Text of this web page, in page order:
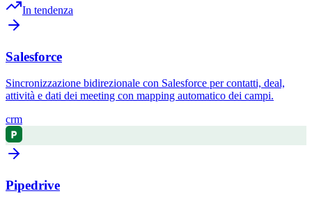
In tendenza
Salesforce
Sincronizzazione bidirezionale con Salesforce per contatti, deal,
attività e dati dei meeting con mapping automatico dei campi.
crm
Pipedrive